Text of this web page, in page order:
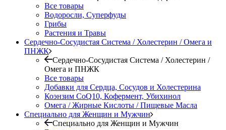
Все товары
Водоросли, Суперфуды
Грибы
Растения и Травы
Сердечно-Сосудистая Система / Холестерин / Омега и
ПНЖК
Сердечно-Сосудистая Система / Холестерин /
Омега и ПНЖК
Все товары
Добавки для Сердца, Сосудов и Холестерина
Коэнзим CoQ10, Кофермент, Убихинол
Омега / Жирные Кислоты / Пищевые Масла
Специально для Женщин и Мужчин
Специально для Женщин и Мужчин